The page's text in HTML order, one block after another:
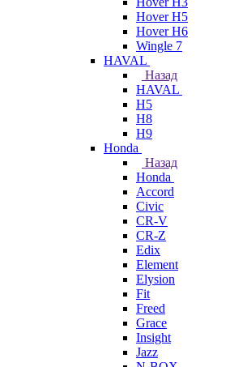
Hover H5
Hover H6
Wingle 7
HAVAL
Назад
HAVAL
H5
H8
H9
Honda
Назад
Honda
Accord
Civic
CR-V
CR-Z
Edix
Element
Elysion
Fit
Freed
Grace
Insight
Jazz